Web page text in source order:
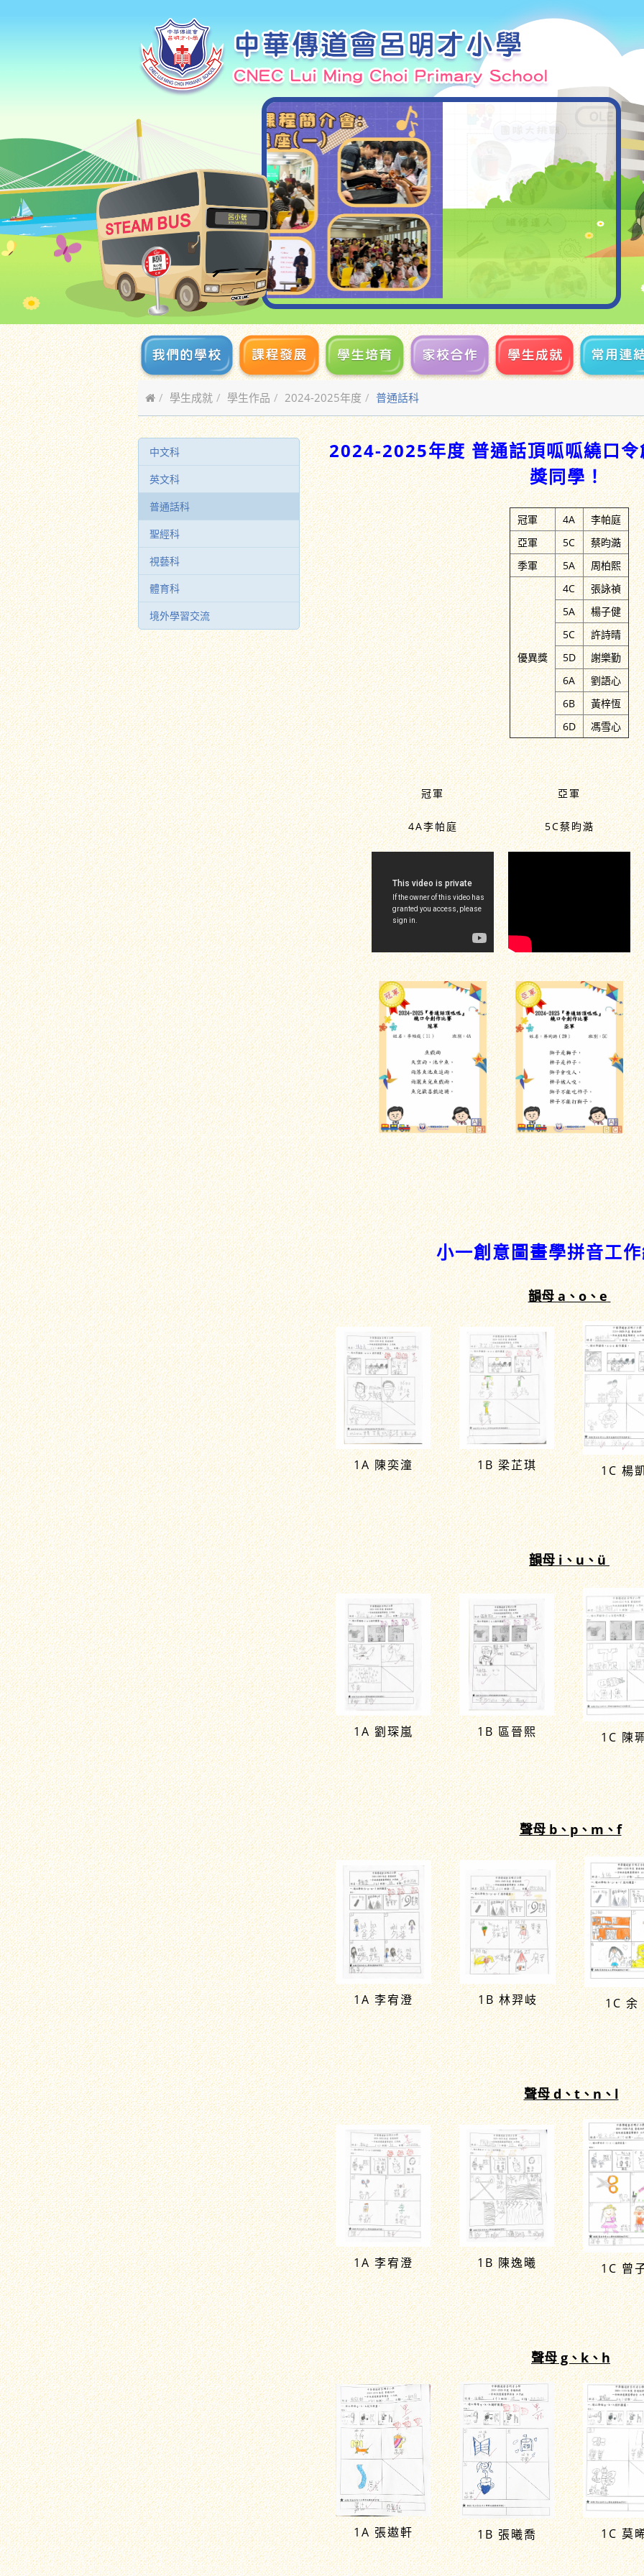
學生成就 學生作品 2024-2025年度 普通話科
中文科
英文科
普通話科
聖經科
視藝科
體育科
境外學習交流
2024-2025年度 普通話頂呱呱繞口
獎同學！
冠軍 4A
李帕庭
亞軍
5C
蔡昀澔
季軍
5A 周柏熙
優異獎
4C
張詠禎
5A
楊子健
5C
許詩晴
5D
謝樂勤
6A
劉語心
6B
黃梓恆
6D
馮雪心
冠軍
4A李帕庭
亞軍
5C蔡昀澔
小一創意圖畫學拼音工
韻母 a、o、e
1A 陳奕潼 1B 梁芷琪 1C 楊
韻母 i、u、ü
1A 劉琛嵐 1B 區晉熙 1C 陳
聲母 b、p、m、f
1A 李宥澄 1B 林羿岐 1C 余
聲母 d、t、n、l
1A 李宥澄 1B 陳逸曦 1C 曾
聲母 g、k、h
1A 張遨軒 1B 張曦喬 1C 莫